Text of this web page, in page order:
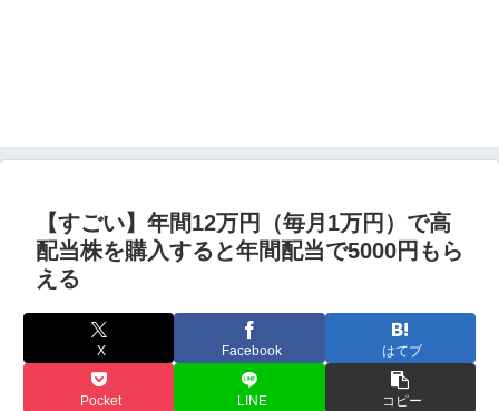
【すごい】年間12万円（毎月1万円）で高
配当株を購入すると年間配当で5000円もら
える
X Facebook はてブ
Pocket LINE コピー